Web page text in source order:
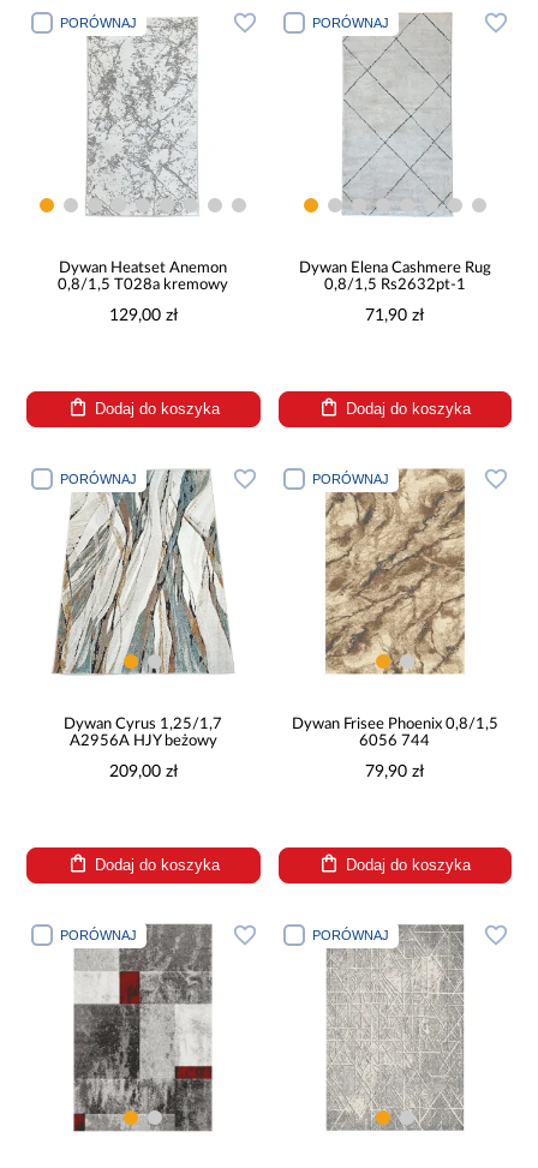
PORÓWNAJ
Dywan Heatset Anemon
0,8/1,5 T028a kremowy
129,00 zł
Dodaj do koszyka
PORÓWNAJ
Dywan Elena Cashmere Rug
0,8/1,5 Rs2632pt-1
71,90 zł
Dodaj do koszyka
PORÓWNAJ
Dywan Cyrus 1,25/1,7
A2956A HJY beżowy
209,00 zł
Dodaj do koszyka
PORÓWNAJ
Dywan Frisee Phoenix 0,8/1,5
6056 744
79,90 zł
Dodaj do koszyka
PORÓWNAJ PORÓWNAJ